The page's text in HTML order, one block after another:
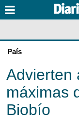
País
Advierten
máximas
Biobío